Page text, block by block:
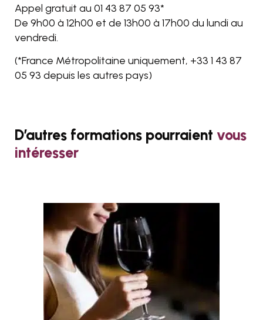
Appel gratuit au 01 43 87 05 93*
De 9h00 à 12h00 et de 13h00 à 17h00 du lundi au
vendredi.
(*France Métropolitaine uniquement, +33 1 43 87
05 93 depuis les autres pays)
D’autres formations pourraient vous
intéresser